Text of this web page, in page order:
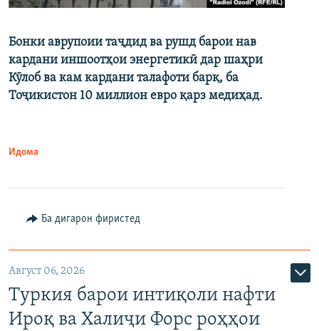
Бонки аврупоии таҷдид ва рушд барои нав
кардани иншоотҳои энергетикӣ дар шаҳри
Кӯлоб ва кам кардани талафоти барқ, ба
Тоҷикистон 10 миллион евро қарз медиҳад.
Идома
Ба дигарон фиристед
Август 06, 2026
Туркия барои интиқоли нафти
Ироқ ва Халиҷи Форс роҳҳои